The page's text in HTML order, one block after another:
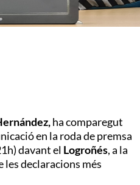
ha comparegut
en la roda de premsa
davant el Logroñés, a la
les declaracions més